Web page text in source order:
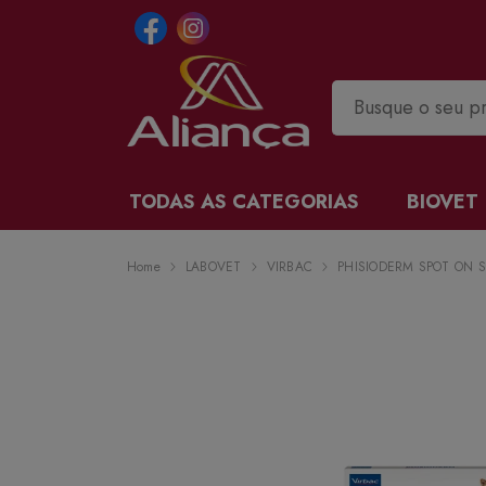
TODAS AS CATEGORIAS BIOVET
Home LABOVET VIRBAC PHISIODERM SPOT ON